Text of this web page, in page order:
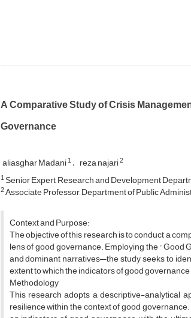
A Comparative Study of Crisis
Governance
aliasghar Madani1 reza najari2
1Senior Expert, Research and Development
2Associate Professor, Department of Public
Context and Purpose:
The objective of this research is to conduct a
lens of good governance. Employing the
and dominant narratives—the study seeks to
extent to which the indicators of good
Methodology
This research adopts a descriptive-analytical
resilience within the context of good